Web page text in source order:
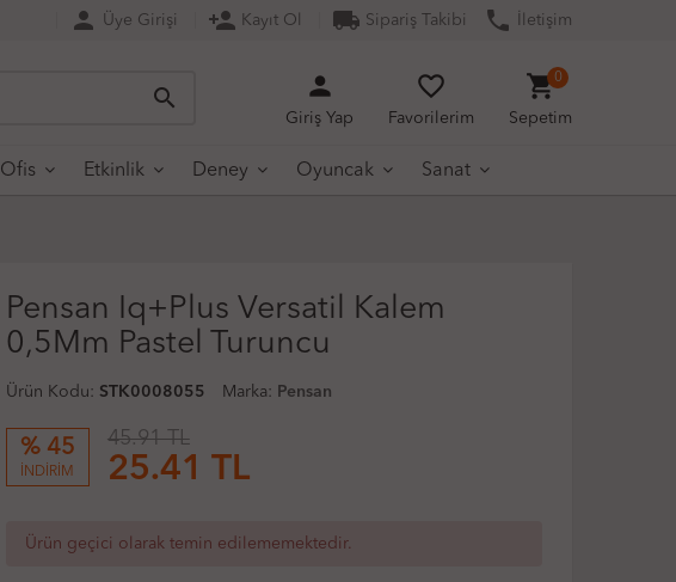
person Üye Girişi person_add Kayıt Ol local_shipping Sipariş Takibi phone İletişim
search person
Giriş Yap
favorite_border
Favorilerim
shopping_cart
Sepetim
0
Ofis Etkinlik Deney Oyuncak Sanat
Pensan Iq+Plus Versatil Kalem
0,5Mm Pastel Turuncu
Ürün Kodu: STK0008055 Marka: Pensan
% 45
İNDİRİM
45.91 TL
25.41 TL
Ürün geçici olarak temin edilememektedir.